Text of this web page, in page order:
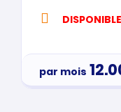
DISPONIBLE
par mois